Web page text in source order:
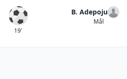
Mål
19'
B. Adepoju
Mål